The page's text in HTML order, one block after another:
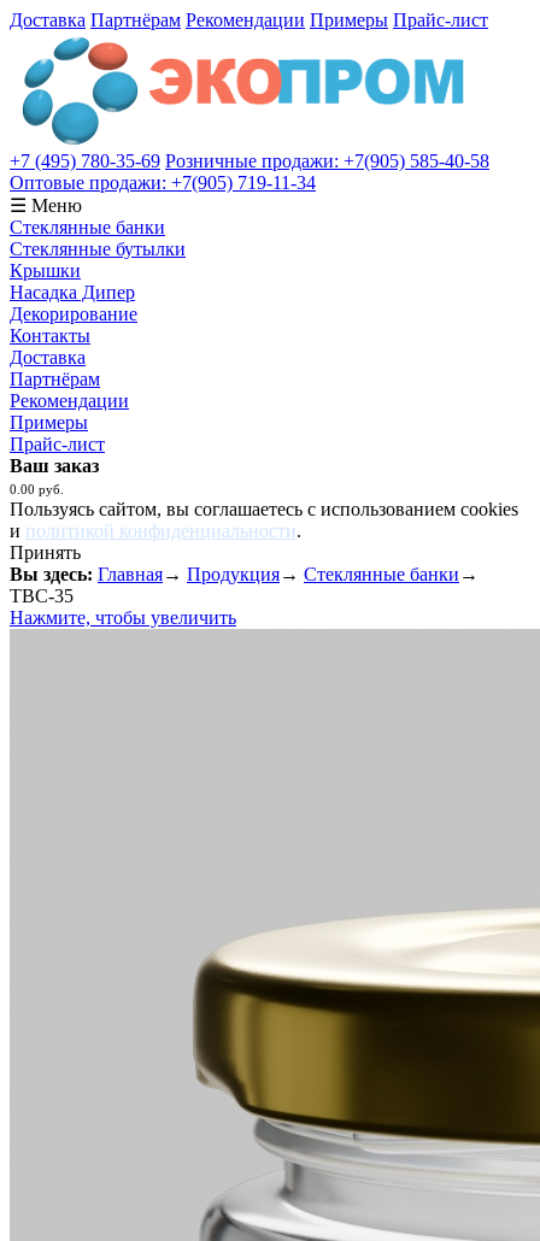
Доставка Партнёрам Рекомендации Примеры Прайс-лист
+7 (495) 780-35-69 Розничные продажи: +7(905) 585-40-58
Оптовые продажи: +7(905) 719-11-34
☰ Меню
Стеклянные банки
Стеклянные бутылки
Крышки
Насадка Дипер
Декорирование
Контакты
Доставка
Партнёрам
Рекомендации
Примеры
Прайс-лист
Ваш заказ
0.00 руб.
Пользуясь сайтом, вы соглашаетесь с использованием cookies
и политикой конфиденциальности.
Принять
Вы здесь: Главная→ Продукция→ Стеклянные банки →
ТВС-35
Нажмите, чтобы увеличить